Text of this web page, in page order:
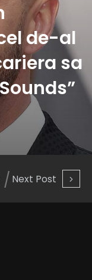
Next Post
de-al
sa